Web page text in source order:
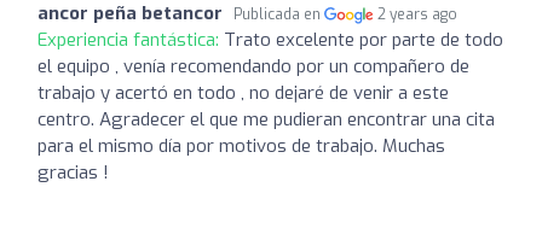
ancor peña betancor Publicada en 2 years ago
Experiencia fantástica: Trato excelente por parte de todo
el equipo , venía recomendando por un compañero de
trabajo y acertó en todo , no dejaré de venir a este
centro. Agradecer el que me pudieran encontrar una cita
para el mismo día por motivos de trabajo. Muchas
gracias !